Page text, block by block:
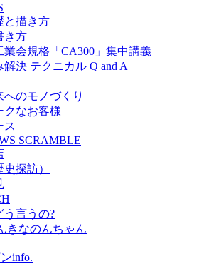
と描き方
き方
業会規格「CA300」集中講義
決 テクニカル Q and A
のモノづくり
クなお客様
ス
SCRAMBLE
探訪）
う言うの?
きなのんちゃん
info.